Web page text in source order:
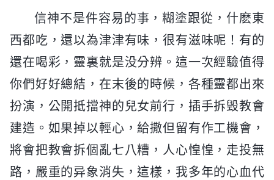
信神不是件容易的事，糊塗跟從，什麽東
西都吃，還以為津津有味，很有滋味呢！有的
還在喝彩，靈裏就是没分辨。這一次經驗值得
你們好好總結，在末後的時候，各種靈都出來
扮演，公開抵擋神的兒女前行，插手拆毁教會
建造。如果掉以輕心，給撒但留有作工機會，
將會把教會拆個亂七八糟，人心惶惶，走投無
路，嚴重的异象消失，這樣，我多年的心血代